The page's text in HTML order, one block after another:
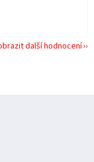
další hodnocení